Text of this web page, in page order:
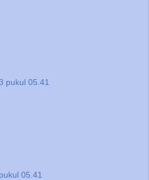
pukul 05.41
05.41